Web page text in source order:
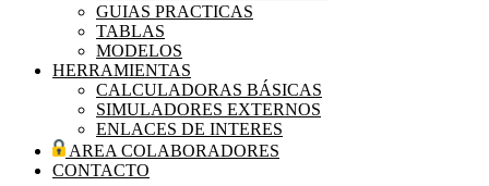
GUIAS PRACTICAS
TABLAS
MODELOS
HERRAMIENTAS
CALCULADORAS BÁSICAS
SIMULADORES EXTERNOS
ENLACES DE INTERES
AREA COLABORADORES
CONTACTO